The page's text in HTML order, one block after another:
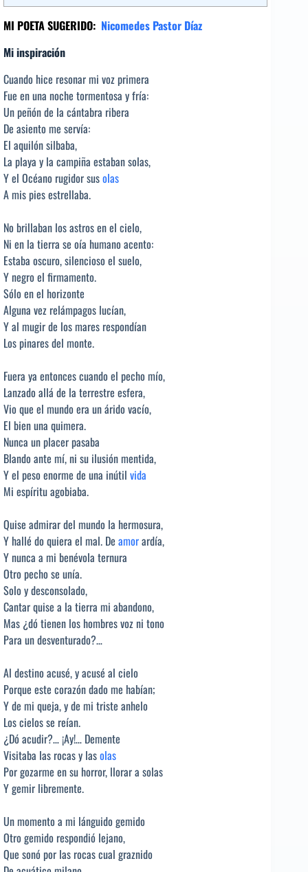
MI POETA SUGERIDO: Nicomedes Pastor Díaz
Mi inspiración
Cuando hice resonar mi voz primera
Fue en una noche tormentosa y fría:
Un peñón de la cántabra ribera
De asiento me servía:
El aquilón silbaba,
La playa y la campiña estaban solas,
Y el Océano rugidor susolas
A mis pies estrellaba.
No brillaban los astros en el cielo,
Ni en la tierra se oía humano acento:
Estaba oscuro, silencioso el suelo,
Y negro el firmamento.
Sólo en el horizonte
Alguna vez relámpagos lucían,
Y al mugir de los mares respondían
Los pinares del monte.
Fuera ya entonces cuando el pecho mío,
Lanzado allá de la terrestre esfera,
Vio que el mundo era un árido vacío,
El bien una quimera.
Nunca un placer pasaba
Blando ante mí, ni su ilusión mentida,
Y el peso enorme de una inútil vida
Mi espíritu agobiaba.
Quise admirar del mundo la hermosura,
Y hallé do quiera el mal. De amorardía,
Y nunca a mi benévola ternura
Otro pecho se unía.
Solo y desconsolado,
Cantar quise a la tierra mi abandono,
Mas ¿dó tienen los hombres voz ni tono
Para un desventurado?…
Al destino acusé, y acusé al cielo
Porque este corazón dado me habían;
Y de mi queja, y de mi triste anhelo
Los cielos se reían.
¿Dó acudir?… ¡Ay!… Demente
Visitaba las rocas y lasolas
Por gozarme en su horror, llorar a solas
Y gemir libremente.
Un momento a mi lánguido gemido
Otro gemido respondió lejano,
Que sonó por las rocas cual graznido